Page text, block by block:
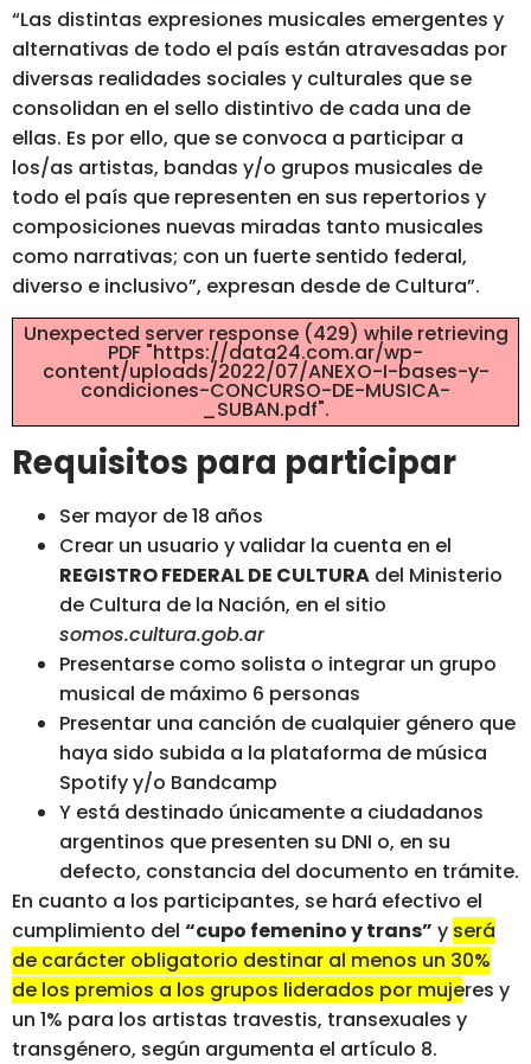
“Las distintas expresiones musicales emergentes y
alternativas de todo el país están atravesadas por
diversas realidades sociales y culturales que se
consolidan en el sello distintivo de cada una de
ellas. Es por ello, que se convoca a participar a
los/as artistas, bandas y/o grupos musicales de
todo el país que representen en sus repertorios y
composiciones nuevas miradas tanto musicales
como narrativas; con un fuerte sentido federal,
diverso e inclusivo”, expresan desde de Cultura”.
Unexpected server response (429) while retrieving
PDF "https://data24.com.ar/wp-
content/uploads/2022/07/ANEXO-I-bases-y-
condiciones-CONCURSO-DE-MUSICA-
_SUBAN.pdf".
Requisitos para participar
Ser mayor de 18 años
Crear un usuario y validar la cuenta en el
REGISTRO FEDERAL DE CULTURA del Ministerio
de Cultura de la Nación, en el sitio
somos.cultura.gob.ar
Presentarse como solista o integrar un grupo
musical de máximo 6 personas
Presentar una canción de cualquier género que
haya sido subida a la plataforma de música
Spotify y/o Bandcamp
Y está destinado únicamente a ciudadanos
argentinos que presenten su DNI o, en su
defecto, constancia del documento en trámite.
En cuanto a los participantes, se hará efectivo el
cumplimiento del “cupo femenino y trans” y será
de carácter obligatorio destinar al menos un 30%
de los premios a los grupos liderados por mujeres y
un 1% para los artistas travestis, transexuales y
transgénero, según argumenta el artículo 8.